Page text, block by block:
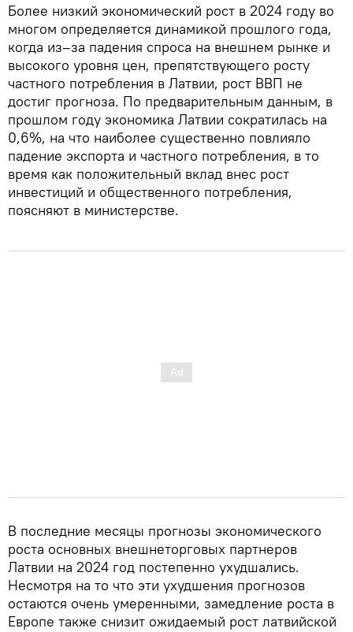
Более низкий экономический рост в 2024 году во
многом определяется динамикой прошлого года,
когда из–за падения спроса на внешнем рынке и
высокого уровня цен, препятствующего росту
частного потребления в Латвии, рост ВВП не
достиг прогноза. По предварительным данным, в
прошлом году экономика Латвии сократилась на
0,6%, на что наиболее существенно повлияло
падение экспорта и частного потребления, в то
время как положительный вклад внес рост
инвестиций и общественного потребления,
поясняют в министерстве.
В последние месяцы прогнозы экономического
роста основных внешнеторговых партнеров
Латвии на 2024 год постепенно ухудшались.
Несмотря на то что эти ухудшения прогнозов
остаются очень умеренными, замедление роста в
Европе также снизит ожидаемый рост латвийской